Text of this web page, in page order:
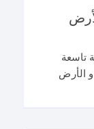
تاسعة
و الأرض